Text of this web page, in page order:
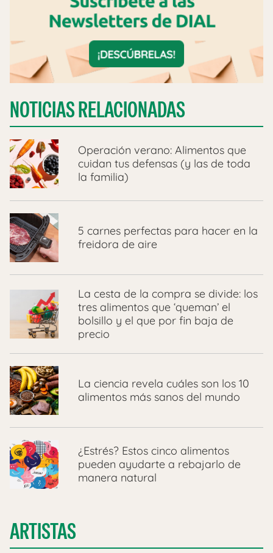
NOTICIAS RELACIONADAS
Operación verano: Alimentos que
cuidan tus defensas (y las de toda
la familia)
5 carnes perfectas para hacer en la
freidora de aire
La cesta de la compra se divide: los
tres alimentos que ‘queman’ el
bolsillo y el que por fin baja de
precio
La ciencia revela cuáles son los 10
alimentos más sanos del mundo
¿Estrés? Estos cinco alimentos
pueden ayudarte a rebajarlo de
manera natural
ARTISTAS